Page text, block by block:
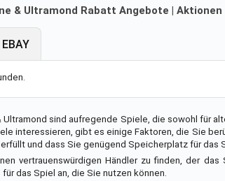
& Ultramond Rabatt Angebote | Aktionen
EBAY
sind aufregende Spiele, die sowohl für
interessieren, gibt es einige Faktoren, die Sie
und dass Sie genügend Speicherplatz für das
vertrauenswürdigen Händler zu finden, der
das Spiel an, die Sie nutzen können.